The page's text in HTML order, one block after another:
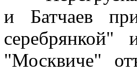
и Батчаев
"Москвиче"